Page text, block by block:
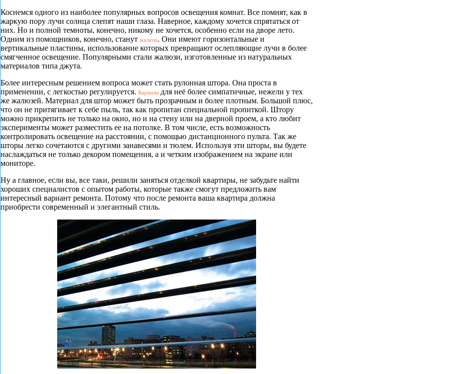
Коснемся одного из наиболее популярных вопросов освещения комнат. Все помнят, как в
жаркую пору лучи солнца слепят наши глаза. Наверное, каждому хочется спрятаться от
них. Но и полной темноты, конечно, никому не хочется, особенно если на дворе лето.
Одним из помощников, конечно, станут жалюзи. Они имеют горизонтальные и
вертикальные пластины, использование которых превращают ослепляющие лучи в более
смягченное освещение. Популярными стали жалюзи, изготовленные из натуральных
материалов типа джута.
Более интересным решением вопроса может стать рулонная штора. Она проста в
применении, с легкостью регулируется. Карнизыдля неё более симпатичные, нежели у тех
же жалюзей. Материал для штор может быть прозрачным и более плотным. Большой плюс,
что он не притягивает к себе пыль, так как пропитан специальной пропиткой. Штору
можно прикрепить не только на окно, но и на стену или на дверной проем, а кто любит
эксперименты может разместить ее на потолке. В том числе, есть возможность
контролировать освещение на расстоянии, с помощью дистанционного пульта. Так же
шторы легко сочетаются с другими занавесями и тюлем. Используя эти шторы, вы будете
наслаждаться не только декором помещения, а и четким изображением на экране или
мониторе.
Ну а главное, если вы, все таки, решили заняться отделкой квартиры, не забудьте найти
хороших специалистов с опытом работы, которые также смогут предложить вам
интересный вариант ремонта. Потому что после ремонта ваша квартира должна
приобрести современный и элегантный стиль.